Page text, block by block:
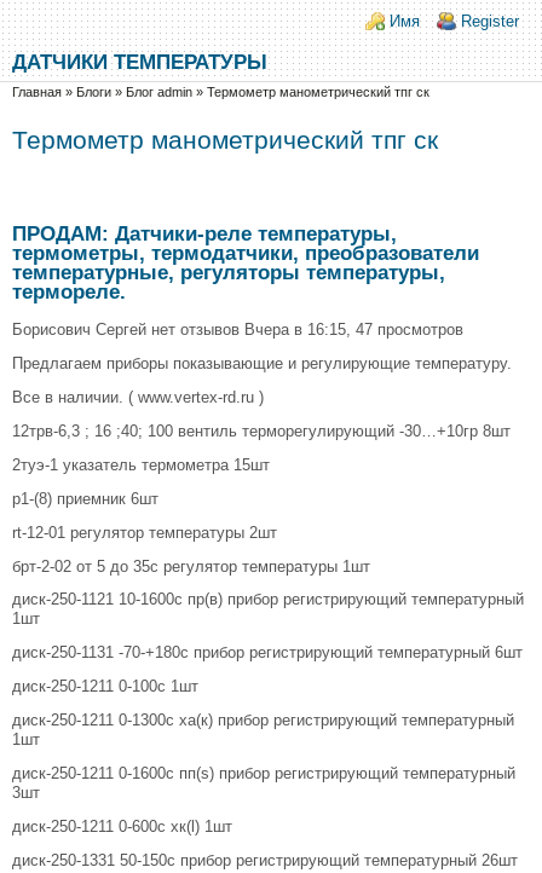
Перейти к основному содержанию
Skip to search
Login links
Имя Register
ДАТЧИКИ ТЕМПЕРАТУРЫ
Вы здесь
Главная » Блоги » Блог admin » Термометр манометрический тпг ск
Термометр манометрический тпг ск
ПРОДАМ: Датчики-реле температуры,
термометры, термодатчики, преобразователи
температурные, регуляторы температуры,
термореле.
Борисович Сергей нет отзывов Вчера в 16:15, 47 просмотров
Предлагаем приборы показывающие и регулирующие температуру.
Все в наличии. ( www.vertex-rd.ru )
12трв-6,3 ; 16 ;40; 100 вентиль терморегулирующий -30…+10гр 8шт
2туэ-1 указатель термометра 15шт
p1-(8) приемник 6шт
rt-12-01 регулятор температуры 2шт
брт-2-02 от 5 до 35с регулятор температуры 1шт
диск-250-1121 10-1600с пр(в) прибор регистрирующий температурный
1шт
диск-250-1131 -70-+180с прибор регистрирующий температурный 6шт
диск-250-1211 0-100с 1шт
диск-250-1211 0-1300с ха(к) прибор регистрирующий температурный
1шт
диск-250-1211 0-1600с пп(s) прибор регистрирующий температурный
3шт
диск-250-1211 0-600с хк(l) 1шт
диск-250-1331 50-150с прибор регистрирующий температурный 26шт